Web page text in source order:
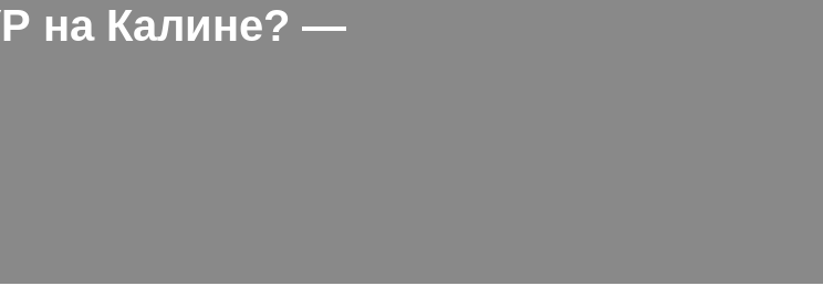
на Калине? —